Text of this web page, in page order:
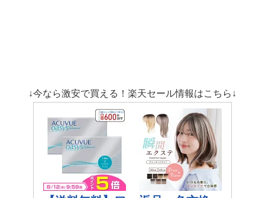
↓今なら激安で買える！楽天セール情報はこちら↓